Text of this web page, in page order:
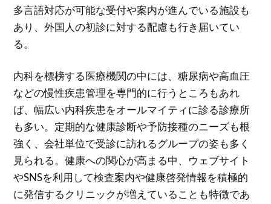
多言語対応が可能な受付や案内が進んでいる施設も
あり、外国人の初診に対する配慮も行き届いてい
る。
内科を標榜する医療機関の中には、糖尿病や高血圧
などの慢性疾患管理を専門的に行うところもあれ
ば、幅広い内科疾患をオールマイティに診る診療所
も多い。定期的な健康診断や予防接種のニーズも根
強く、会社単位で受診に訪れるグループの姿も多く
見られる。健康への関心が高まる中、ウェブサイト
やSNSを利用して検査案内や健康啓発情報を積極的
に発信するクリニックが増えていることも特徴であ